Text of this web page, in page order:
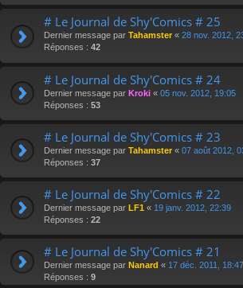
# Le Journal de Shy'Comics # 25
Dernier message par Tahamster « 28 nov. 2012,
Réponses : 42
# Le Journal de Shy'Comics # 24
Dernier message par Kroki « 05 nov. 2012, 19:05
Réponses : 53
# Le Journal de Shy'Comics # 23
Dernier message par Tahamster « 07 août 2012,
Réponses : 37
# Le Journal de Shy'Comics # 22
Dernier message par LF1 « 19 janv. 2012, 22:39
Réponses : 22
# Le Journal de Shy'Comics # 21
Dernier message par Nanard « 17 déc. 2011, 18:47
Réponses : 9